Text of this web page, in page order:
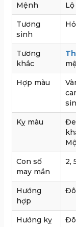
Mệnh
Tương
sinh
Tương
khắc
Hợp màu
Kỵ màu
Con số
may mắn
2,
Hướng
hợp
Hướng kỵ